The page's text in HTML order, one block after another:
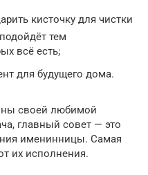
кисточку для чистки
тем
всё есть;
для будущего дома.
своей любимой
главный совет — это
именинницы. Самая
их исполнения.